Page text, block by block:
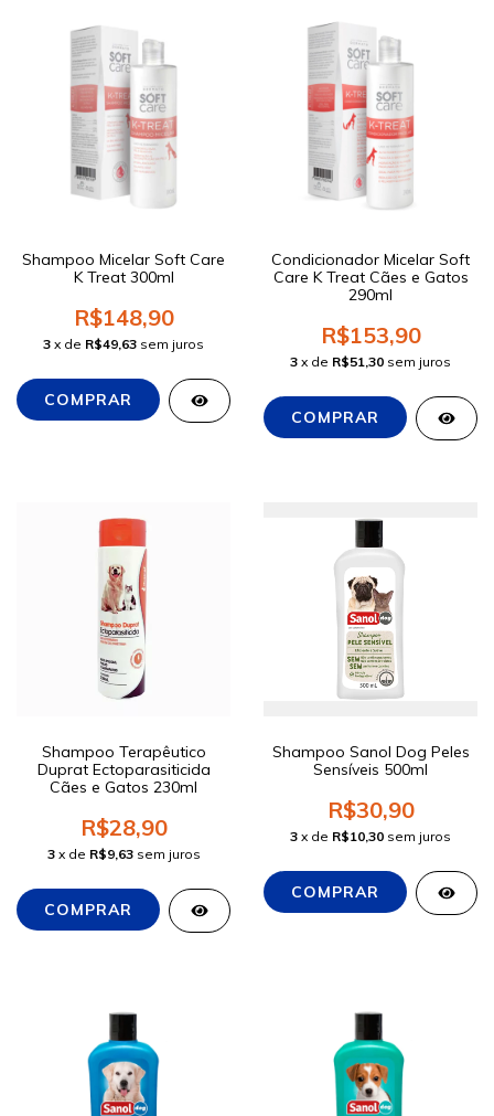
Shampoo Micelar Soft Care
K Treat 300ml
R$148,90
3 x de R$49,63 sem juros
Condicionador Micelar Soft
Care K Treat Cães e Gatos
290ml
R$153,90
3 x de R$51,30 sem juros
Shampoo Terapêutico
Duprat Ectoparasiticida
Cães e Gatos 230ml
R$28,90
3 x de R$9,63 sem juros
Shampoo Sanol Dog Peles
Sensíveis 500ml
R$30,90
3 x de R$10,30 sem juros